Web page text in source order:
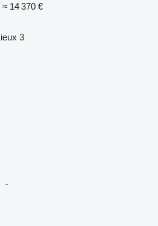
≈ 14 370 €
3